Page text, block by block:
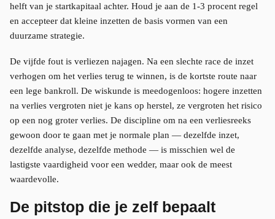
helft van je startkapitaal achter. Houd je aan de 1-3 procent regel
en accepteer dat kleine inzetten de basis vormen van een
duurzame strategie.
De vijfde fout is verliezen najagen. Na een slechte race de inzet
verhogen om het verlies terug te winnen, is de kortste route naar
een lege bankroll. De wiskunde is meedogenloos: hogere inzetten
na verlies vergroten niet je kans op herstel, ze vergroten het risico
op een nog groter verlies. De discipline om na een verliesreeks
gewoon door te gaan met je normale plan — dezelfde inzet,
dezelfde analyse, dezelfde methode — is misschien wel de
lastigste vaardigheid voor een wedder, maar ook de meest
waardevolle.
De pitstop die je zelf bepaalt